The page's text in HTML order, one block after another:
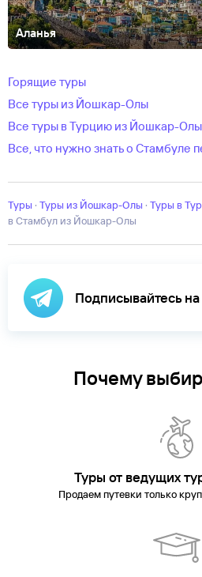
Аланья
Горящие туры
Все туры из Йошкар-Олы
Все туры в Турцию из Йошкар-Олы
Все, что нужно знать о Стамбуле
Туры · Туры из Йошкар-Олы · Туры в
в Стамбул из Йошкар-Олы
Подписывайтесь
Почему
Туры от ведущих
Продаем путевки только